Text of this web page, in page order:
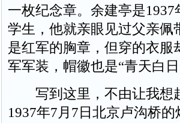
一枚纪念章。余建亭是
学生，他就亲眼见过父亲佩
是红军的胸章，但穿的衣
军军装，帽徽也是“青天白日
写到这里，不由让我想
1937年7月7日北京卢沟桥